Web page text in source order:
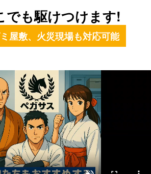
でも駆けつけます!
屋敷、火災現場も対応可能